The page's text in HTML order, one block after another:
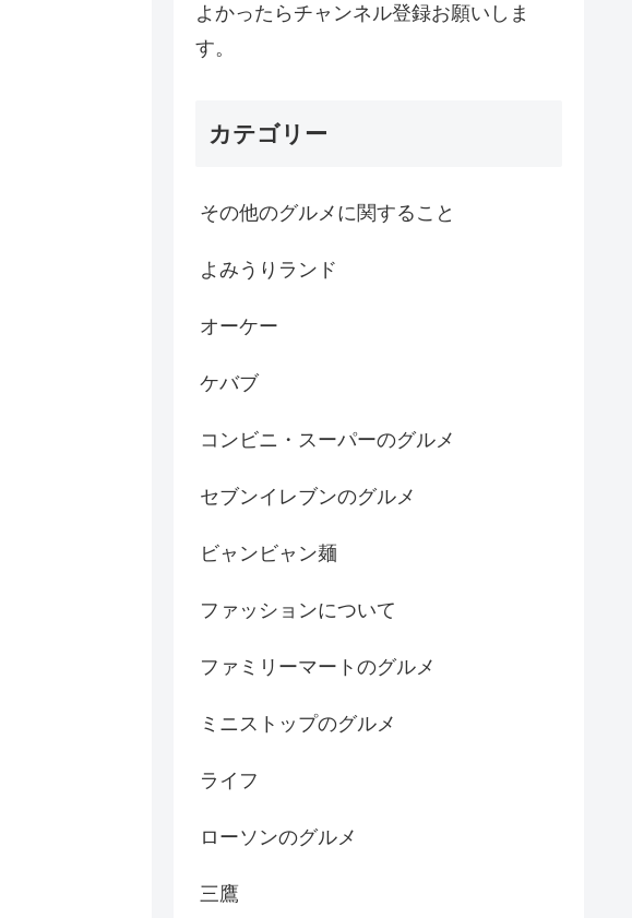
よかったらチャンネル登録お願いしま
す。
カテゴリー
その他のグルメに関すること
よみうりランド
オーケー
ケバブ
コンビニ・スーパーのグルメ
セブンイレブンのグルメ
ビャンビャン麺
ファッションについて
ファミリーマートのグルメ
ミニストップのグルメ
ライフ
ローソンのグルメ
三鷹